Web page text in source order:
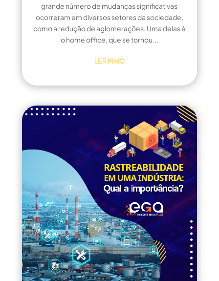
grande número de mudanças significativas
ocorreram em diversos setores da sociedade,
como a redução de aglomerações. Uma delas é
o home office, que se tornou...
LER MAIS